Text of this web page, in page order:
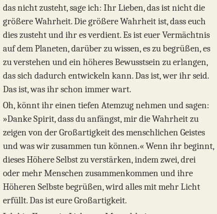
das nicht zusteht, sage ich: Ihr Lieben, das ist nicht die
größere Wahrheit. Die größere Wahrheit ist, dass euch
dies zusteht und ihr es verdient. Es ist euer Vermächtnis
auf dem Planeten, darüber zu wissen, es zu begrüßen, es
zu verstehen und ein höheres Bewusstsein zu erlangen,
das sich dadurch entwickeln kann. Das ist, wer ihr seid.
Das ist, was ihr schon immer wart.
Oh, könnt ihr einen tiefen Atemzug nehmen und sagen:
»Danke Spirit, dass du anfängst, mir die Wahrheit zu
zeigen von der Großartigkeit des menschlichen Geistes
und was wir zusammen tun können.« Wenn ihr beginnt,
dieses Höhere Selbst zu verstärken, indem zwei, drei
oder mehr Menschen zusammenkommen und ihre
Höheren Selbste begrüßen, wird alles mit mehr Licht
erfüllt. Das ist eure Großartigkeit.